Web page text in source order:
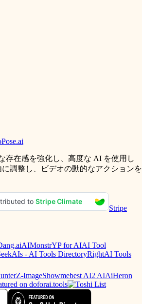
存在感を強化し、高度な AI を使用し
調整し、ビデオの動的なアクションを
Stripe
AIMonstrYP for AIAI Tool
- AI Tools DirectoryRightAI Tools
Z-ImageShowmebest AI2 AIAiHeron